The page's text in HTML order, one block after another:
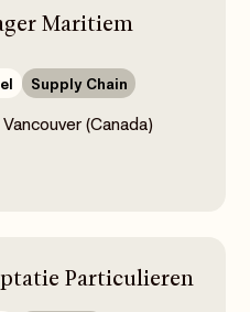
Maritiem
Supply Chain
Vancouver (Canada)
Particulieren